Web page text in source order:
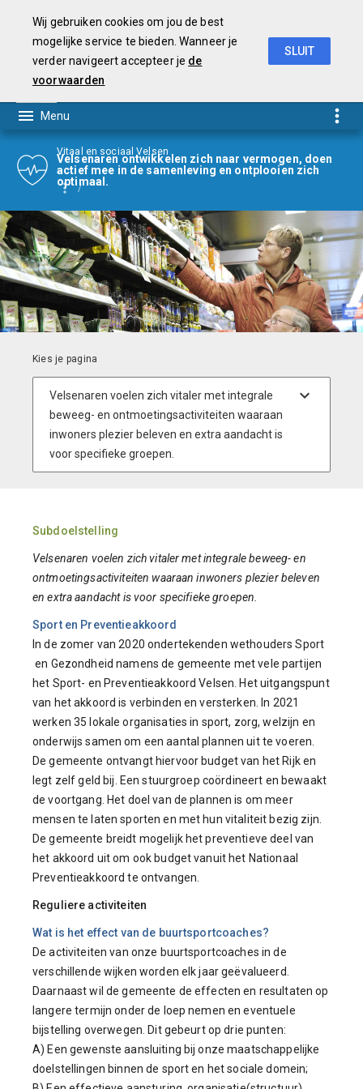
Vitaal en sociaal Velsen
Velsenaren ontwikkelen zich naar vermogen, doen
actief mee in de samenleving en ontplooien zich
optimaal.
Subdoelstelling
Velsenaren voelen zich vitaler met integrale beweeg- en
ontmoetingsactiviteiten waaraan inwoners plezier beleven
en extra aandacht is voor specifieke groepen.
Sport en Preventieakkoord
In de zomer van 2020 ondertekenden wethouders Sport
en Gezondheid namens de gemeente met vele partijen
het Sport- en Preventieakkoord Velsen. Het uitgangspunt
van het akkoord is verbinden en versterken. In 2021
werken 35 lokale organisaties in sport, zorg, welzijn en
onderwijs samen om een aantal plannen uit te voeren.
De gemeente ontvangt hiervoor budget van het Rijk en
legt zelf geld bij. Een stuurgroep coördineert en bewaakt
de voortgang. Het doel van de plannen is om meer
mensen te laten sporten en met hun vitaliteit bezig zijn.
De gemeente breidt mogelijk het preventieve deel van
het akkoord uit om ook budget vanuit het Nationaal
Preventieakkoord te ontvangen.
Reguliere activiteiten
Wat is het effect van de buurtsportcoaches?
De activiteiten van onze buurtsportcoaches in de
verschillende wijken worden elk jaar geëvalueerd.
Daarnaast wil de gemeente de effecten en resultaten op
langere termijn onder de loep nemen en eventuele
bijstelling overwegen. Dit gebeurt op drie punten:
A) Een gewenste aansluiting bij onze maatschappelijke
doelstellingen binnen de sport en het sociale domein;
Wij gebruiken cookies om jou de best
mogelijke service te bieden. Wanneer je
verder navigeert accepteer je de
voorwaarden
SLUIT